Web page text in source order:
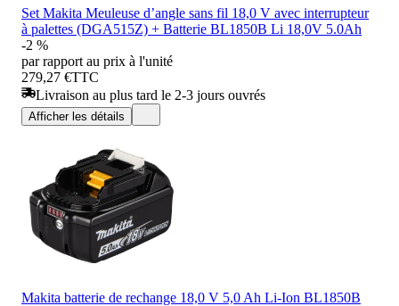
Set Makita Meuleuse d’angle sans fil 18,0 V avec interrupteur
à palettes (DGA515Z) + Batterie BL1850B Li 18,0V 5.0Ah
-2 %
par rapport au prix à l'unité
279,27 €TTC
Livraison au plus tard le 2-3 jours ouvrés
Afficher les détails
Makita batterie de rechange 18,0 V 5,0 Ah Li-Ion BL1850B